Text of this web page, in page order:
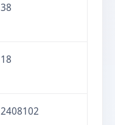
38
18
2408102